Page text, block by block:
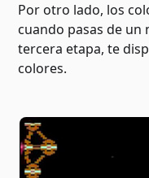
Por otro lado, los
cuando pasas de un
tercera etapa, te
colores.